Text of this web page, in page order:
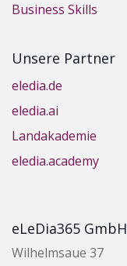
Business Skills
Unsere Partner
eledia.de
eledia.ai
Landakademie
eledia.academy
eLeDia365 GmbH
Wilhelmsaue 37